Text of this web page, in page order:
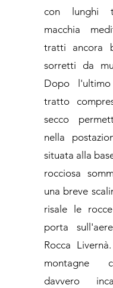
con lunghi
macchia
tratti ancora
sorretti da
Dopo
tratto
secco
nella
situata alla
rocciosa
una breve
risale le
porta
Rocca
montagne
davvero